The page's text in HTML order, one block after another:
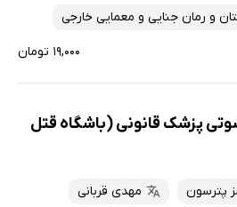
و رمان جنایی و معمایی خارجی
۱۹,۰۰۰ تومان
پزشک قانونی (باشگاه قتل
پترسون
مهدی قربانی